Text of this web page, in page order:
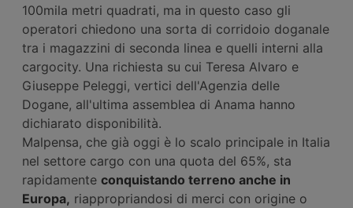
100mila metri quadrati, ma in questo caso gli
operatori chiedono una sorta di corridoio doganale
tra i magazzini di seconda linea e quelli interni alla
cargocity. Una richiesta su cui Teresa Alvaro e
Giuseppe Peleggi, vertici dell'Agenzia delle
Dogane, all'ultima assemblea di Anama hanno
dichiarato disponibilità.
Malpensa, che già oggi è lo scalo principale in Italia
nel settore cargo con una quota del 65%, sta
rapidamente conquistando terreno anche in
Europa, riappropriandosi di merci con origine o